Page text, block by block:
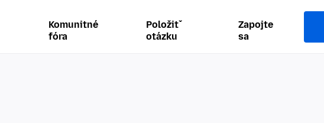
Komunitné
fóra
Položiť
otázku
Zapojte
sa